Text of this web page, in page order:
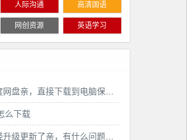
人际沟通 高清国语
网创资源 英语学习
亲，直接下载到电脑保存亲，后期有课还会更新
么下载
更新了亲，有什么问题随时联系我！